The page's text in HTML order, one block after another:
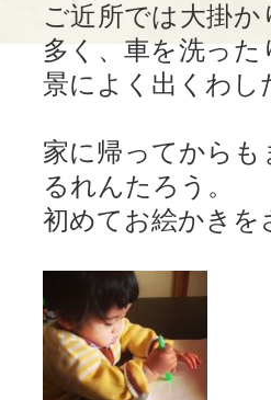
ご近所では大掛
多く、車を洗っ
景によく出くわし
家に帰ってから
るれんたろう。
初めてお絵かきを